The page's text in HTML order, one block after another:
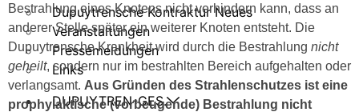
Dupuytrensche Kontraktur Neues
Veranstaltungen
Pressemeldungen
Links
DUPUYTREN-GES.
Bestrahlung eines Knotens nicht verhindern kann, dass an
anderer Stelle später ein weiterer Knoten entsteht. Die
Dupuytrensche Krankheit wird durch die Bestrahlung nicht
geheilt, sondern nur im bestrahlten Bereich aufgehalten oder
verlangsamt. Aus Gründen des Strahlenschutzes ist eine
prophylaktische (vorbeugende) Bestrahlung nicht